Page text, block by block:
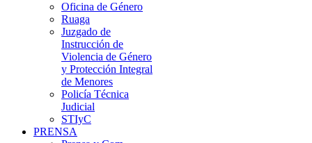
Oficina de Género
Ruaga
Juzgado de
Instrucción de
Violencia de Género
y Protección Integral
de Menores
Policía Técnica
Judicial
STIyC
PRENSA